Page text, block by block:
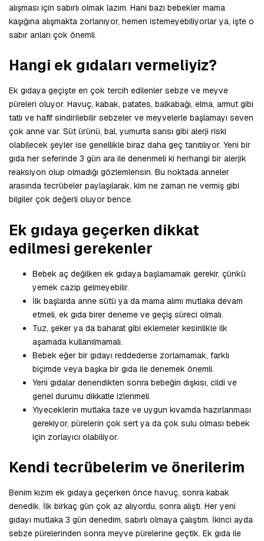
alışması için sabırlı olmak lazım. Hani bazı bebekler mama
kaşığına alışmakta zorlanıyor, hemen istemeyebiliyorlar ya, işte o
sabır anları çok önemli.
Hangi ek gıdaları vermeliyiz?
Ek gıdaya geçişte en çok tercih edilenler sebze ve meyve
püreleri oluyor. Havuç, kabak, patates, balkabağı, elma, armut gibi
tatlı ve hafif sindirilebilir sebzeler ve meyvelerle başlamayı seven
çok anne var. Süt ürünü, bal, yumurta sarısı gibi alerji riski
olabilecek şeyler ise genellikle biraz daha geç tanıtılıyor. Yeni bir
gıda her seferinde 3 gün ara ile denenmeli ki herhangi bir alerjik
reaksiyon olup olmadığı gözlemlensin. Bu noktada anneler
arasında tecrübeler paylaşılarak, kim ne zaman ne vermiş gibi
bilgiler çok değerli oluyor bence.
Ek gıdaya geçerken dikkat
edilmesi gerekenler
Bebek aç değilken ek gıdaya başlamamak gerekir, çünkü
yemek cazip gelmeyebilir.
İlk başlarda anne sütü ya da mama alımı mutlaka devam
etmeli, ek gıda birer deneme ve geçiş süreci olmalı.
Tuz, şeker ya da baharat gibi eklemeler kesinlikle ilk
aşamada kullanılmamalı.
Bebek eğer bir gıdayı reddederse zorlamamak, farklı
biçimde veya başka bir gıda ile denemek önemli.
Yeni gıdalar denendikten sonra bebeğin dışkısı, cildi ve
genel durumu dikkatle izlenmeli.
Yiyeceklerin mutlaka taze ve uygun kıvamda hazırlanması
gerekiyor, pürelerin çok sert ya da çok sulu olması bebek
için zorlayıcı olabiliyor.
Kendi tecrübelerim ve önerilerim
Benim kızım ek gıdaya geçerken önce havuç, sonra kabak
denedik. İlk birkaç gün çok az alıyordu, sonra alıştı. Her yeni
gıdayı mutlaka 3 gün denedim, sabırlı olmaya çalıştım. İkinci ayda
sebze pürelerinden sonra meyve pürelerine geçtik. Ek gıda ile